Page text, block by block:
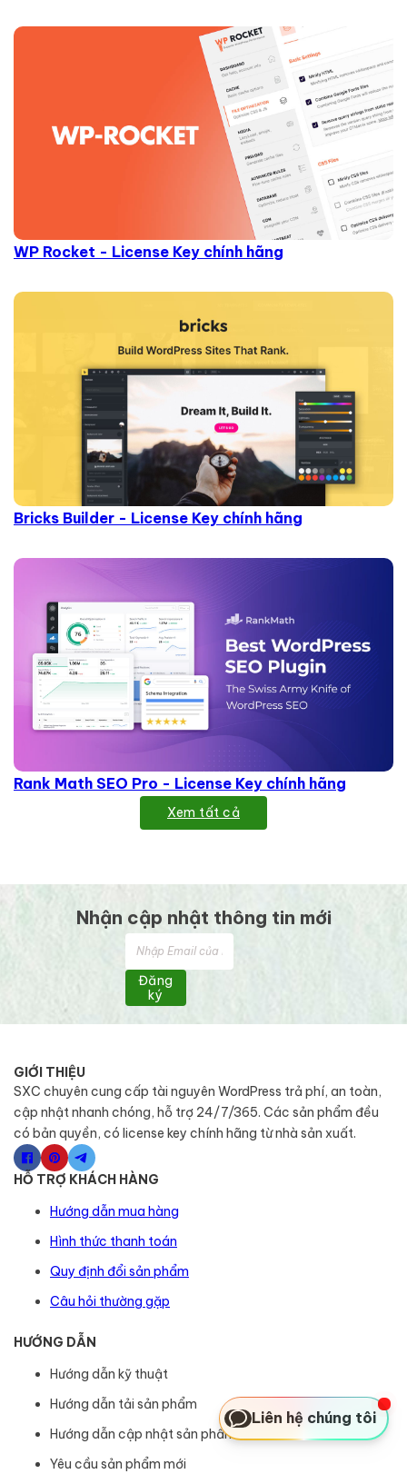
WP Rocket - License Key chính hãng
Bricks Builder - License Key chính hãng
Rank Math SEO Pro - License Key chính hãng
Xem tất cả
Nhận cập nhật thông tin mới
Đăng
ký
GIỚI THIỆU
SXC chuyên cung cấp tài nguyên WordPress trả phí, an toàn,
cập nhật nhanh chóng, hỗ trợ 24/7/365. Các sản phẩm đều
có bản quyền, có license key chính hãng từ nhà sản xuất.
HỖ TRỢ KHÁCH HÀNG
Hướng dẫn mua hàng
Hình thức thanh toán
Quy định đổi sản phẩm
Câu hỏi thường gặp
HƯỚNG DẪN
Hướng dẫn kỹ thuật
Hướng dẫn tải sản phẩm
Hướng dẫn cập nhật sản phẩm
Yêu cầu sản phẩm mới
Liên hệ chúng tôi